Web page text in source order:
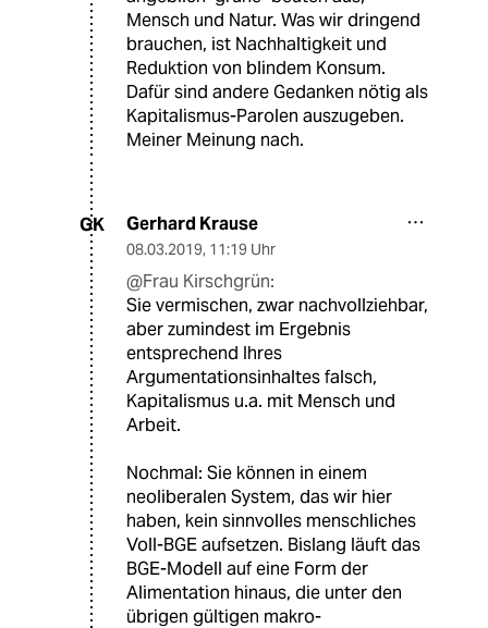
Mensch und Natur. Was wir dringend
brauchen, ist Nachhaltigkeit und
Reduktion von blindem Konsum.
Dafür sind andere Gedanken nötig als
Kapitalismus-Parolen auszugeben.
Meiner Meinung nach.
GK Gerhard Krause
08.03.2019, 11:19 Uhr
@Frau Kirschgrün:
Sie vermischen, zwar nachvollziehbar,
aber zumindest im Ergebnis
entsprechend Ihres
Argumentationsinhaltes falsch,
Kapitalismus u.a. mit Mensch und
Arbeit.
Nochmal: Sie können in einem
neoliberalen System, das wir hier
haben, kein sinnvolles menschliches
Voll-BGE aufsetzen. Bislang läuft das
BGE-Modell auf eine Form der
Alimentation hinaus, die unter den
übrigen gültigen makro-